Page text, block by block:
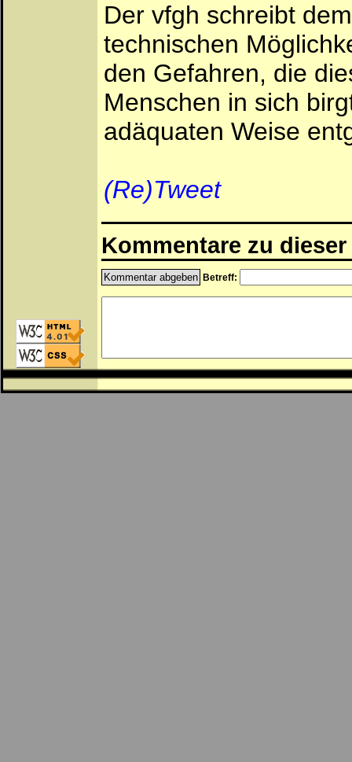
Der vfgh schreibt
technischen
den Gefahren, die
Menschen in sich
adäquaten Weise
(Re)Tweet
Kommentare zu
Betreff: